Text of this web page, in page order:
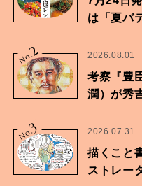
は「夏バ
No.2 2026.08.01
考察『豊
潤）が秀
No.3 2026.07.31
描くこと
ストレー